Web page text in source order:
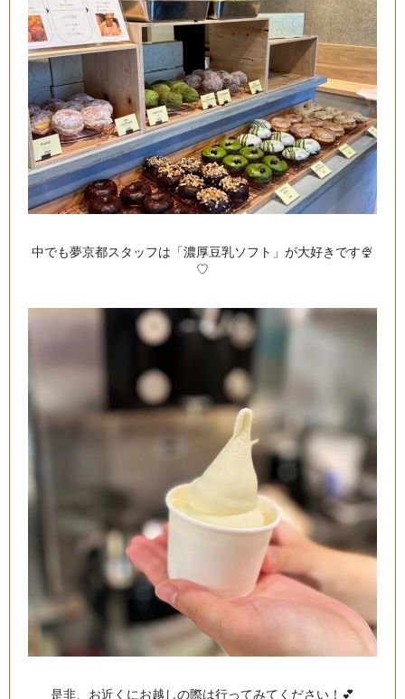
中でも夢京都スタッフは「濃厚豆乳ソフト」が大好きです🍨
♡
是非、お近くにお越しの際は行ってみてください！💕